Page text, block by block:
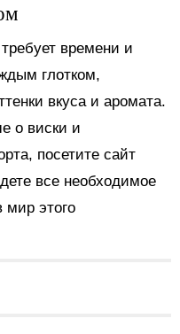
времени и
глотком,
вкуса и аромата.
о виски и
посетите сайт
все необходимое
мир этого